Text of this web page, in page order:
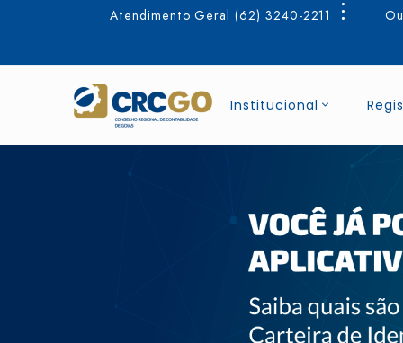
Atendimento Geral (62) 3240-2211
Institucional